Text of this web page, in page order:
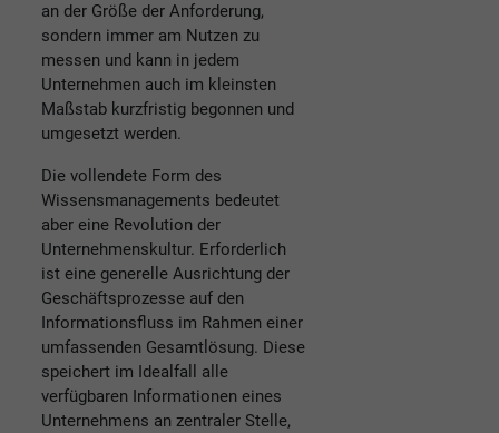
an der Größe der Anforderung,
sondern immer am Nutzen zu
messen und kann in jedem
Unternehmen auch im kleinsten
Maßstab kurzfristig begonnen und
umgesetzt werden.
Die vollendete Form des
Wissensmanagements bedeutet
aber eine Revolution der
Unternehmenskultur. Erforderlich
ist eine generelle Ausrichtung der
Geschäftsprozesse auf den
Informationsfluss im Rahmen einer
umfassenden Gesamtlösung. Diese
speichert im Idealfall alle
verfügbaren Informationen eines
Unternehmens an zentraler Stelle,